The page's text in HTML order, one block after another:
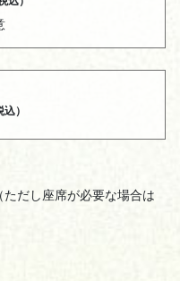
込）
だし座席が必要な場合は